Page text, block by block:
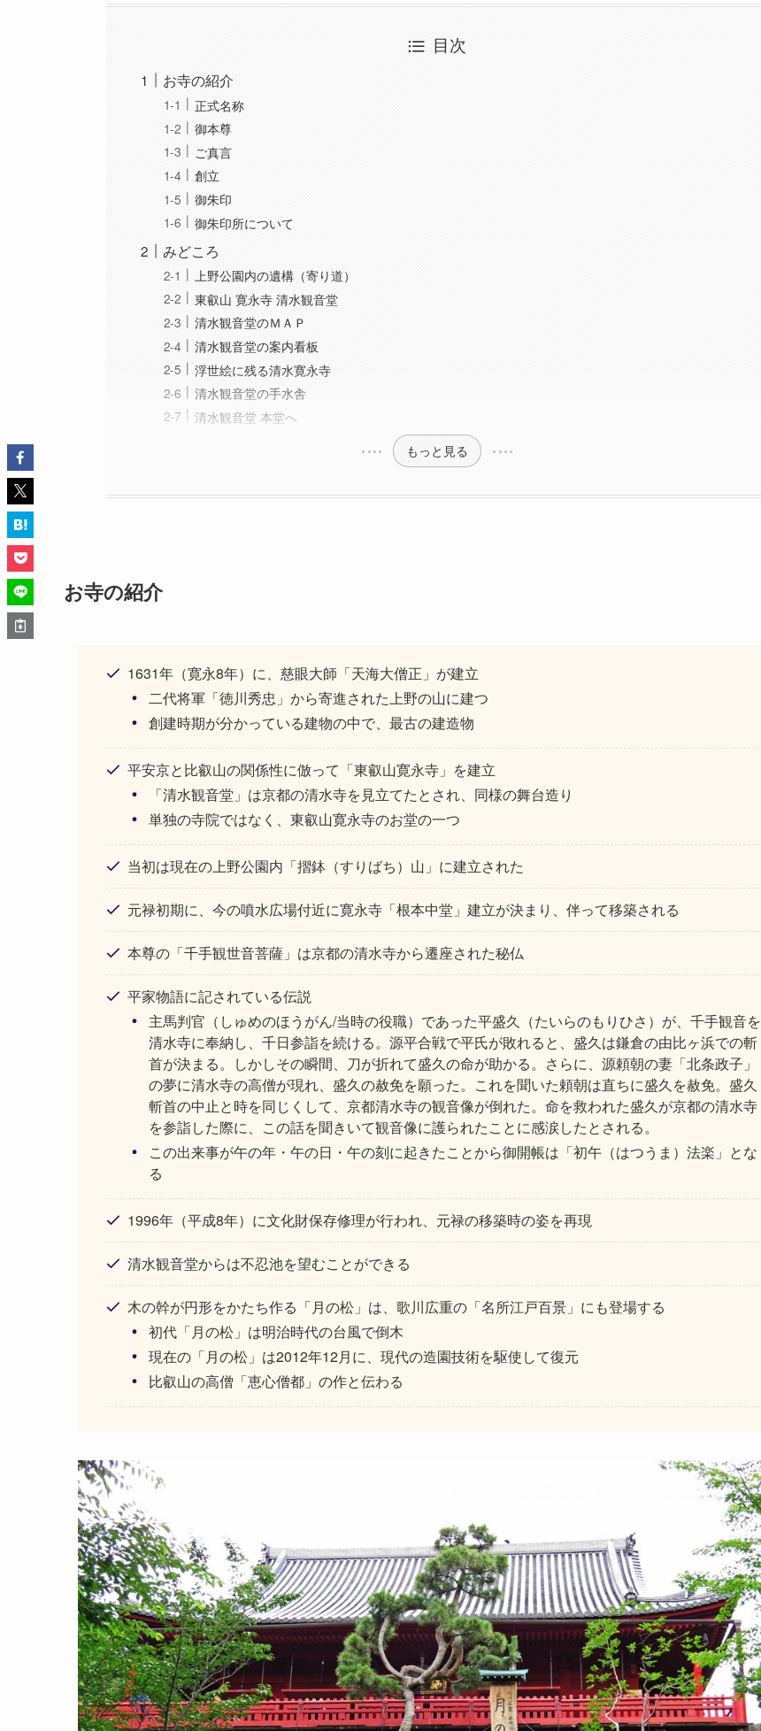
目次
お寺の紹介
正式名称
御本尊
ご真言
創立
御朱印
御朱印所について
みどころ
上野公園内の遺構（寄り道）
東叡山 寛永寺 清水観音堂
清水観音堂のＭＡＰ
清水観音堂の案内看板
浮世絵に残る清水寛永寺
清水観音堂の手水舎
清水観音堂 本堂へ
もっと見る
お寺の紹介
1631年（寛永8年）に、慈眼大師「天海大僧正」が建立
二代将軍「徳川秀忠」から寄進された上野の山に建つ
創建時期が分かっている建物の中で、最古の建造物
平安京と比叡山の関係性に倣って「東叡山寛永寺」を建立
「清水観音堂」は京都の清水寺を見立てたとされ、同様の舞台造り
単独の寺院ではなく、東叡山寛永寺のお堂の一つ
当初は現在の上野公園内「摺鉢（すりばち）山」に建立された
元禄初期に、今の噴水広場付近に寛永寺「根本中堂」建立が決まり、伴って移築される
本尊の「千手観世音菩薩」は京都の清水寺から遷座された秘仏
平家物語に記されている伝説
主馬判官（しゅめのほうがん/当時の役職）であった平盛久（たいらのもりひさ）が、千手観音を
清水寺に奉納し、千日参詣を続ける。源平合戦で平氏が敗れると、盛久は鎌倉の由比ヶ浜での斬
首が決まる。しかしその瞬間、刀が折れて盛久の命が助かる。さらに、源頼朝の妻「北条政子」
の夢に清水寺の高僧が現れ、盛久の赦免を願った。これを聞いた頼朝は直ちに盛久を赦免。盛久
斬首の中止と時を同じくして、京都清水寺の観音像が倒れた。命を救われた盛久が京都の清水寺
を参詣した際に、この話を聞きいて観音像に護られたことに感涙したとされる。
この出来事が午の年・午の日・午の刻に起きたことから御開帳は「初午（はつうま）法楽」とな
る
1996年（平成8年）に文化財保存修理が行われ、元禄の移築時の姿を再現
清水観音堂からは不忍池を望むことができる
木の幹が円形をかたち作る「月の松」は、歌川広重の「名所江戸百景」にも登場する
初代「月の松」は明治時代の台風で倒木
現在の「月の松」は2012年12月に、現代の造園技術を駆使して復元
比叡山の高僧「恵心僧都」の作と伝わる